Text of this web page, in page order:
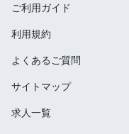
ご利用ガイド
利用規約
よくあるご質問
サイトマップ
求人一覧